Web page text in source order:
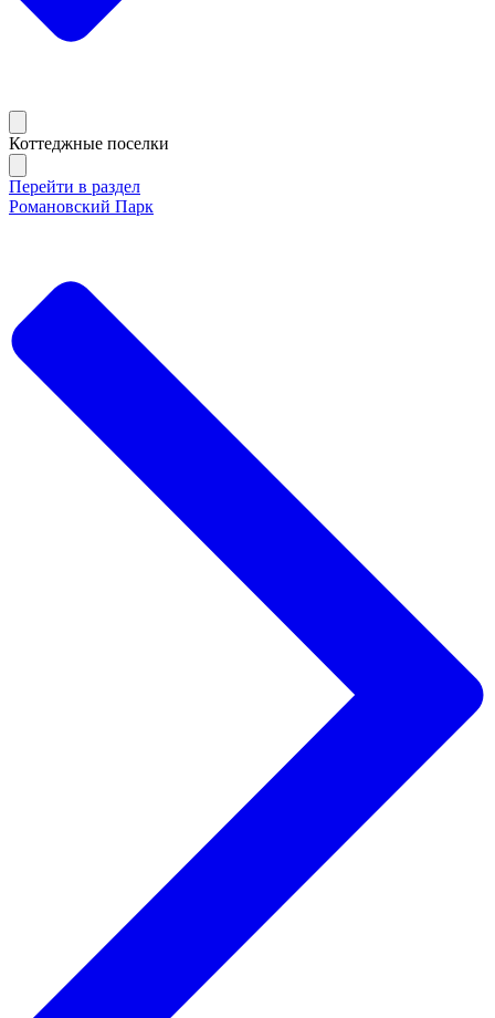
Коттеджные поселки
Перейти в раздел
Романовский Парк